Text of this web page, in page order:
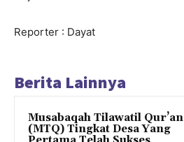
Reporter : Dayat
Berita Lainnya
Musabaqah Tilawatil Qur’an
(MTQ) Tingkat Desa Yang